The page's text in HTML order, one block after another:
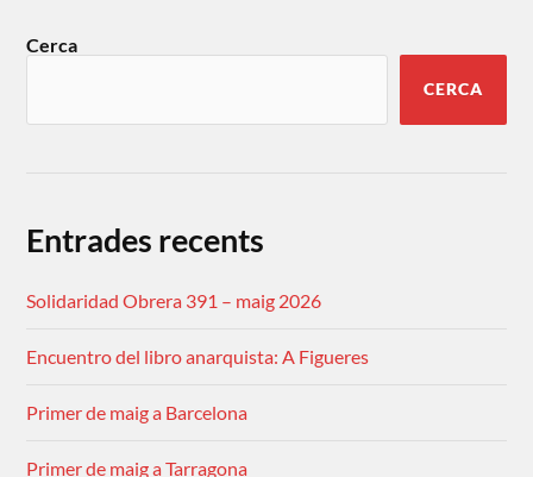
Cerca
CERCA
Entrades recents
Solidaridad Obrera 391 – maig 2026
Encuentro del libro anarquista: A Figueres
Primer de maig a Barcelona
Primer de maig a Tarragona